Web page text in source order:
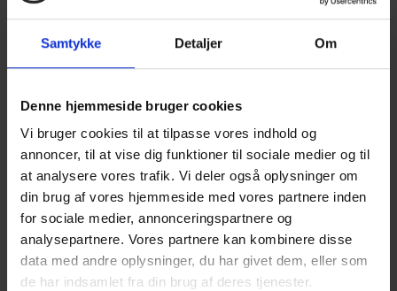
Samtykke Detaljer Om
Denne hjemmeside bruger cookies
Vi bruger cookies til at tilpasse vores indhold og
annoncer, til at vise dig funktioner til sociale medier og til
at analysere vores trafik. Vi deler også oplysninger om
din brug af vores hjemmeside med vores partnere inden
for sociale medier, annonceringspartnere og
analysepartnere. Vores partnere kan kombinere disse
data med andre oplysninger, du har givet dem, eller som
de har indsamlet fra din brug af deres tjenester.
Lærebogen, Beregning af forbindelser i henhold til
Bogen vejleder i beregning af sædvanlige træforbindelser
efter Eurocode 5 – med tillæg og dansk Nationalt
Anneks. Bogen indeholder Træinformations
anbefalede styrkeværdier for typiske forbindelsesmidler, og
dokumentation for nogle mere gunstige
beregningsforudsætninger end angivet i Eurocode 5.
Bæreevnen af søm, skruer og bolte kan bestemmes med
programmet SømDIM, som er inkluderet, når køber bogen.